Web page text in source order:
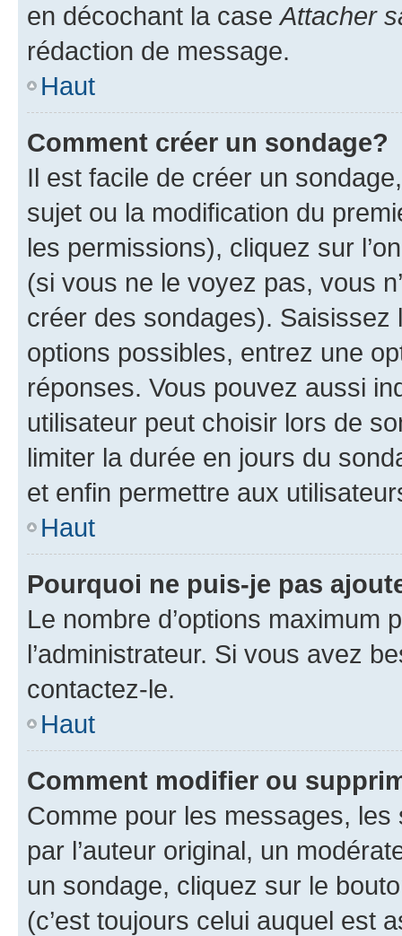
en décochant la caseAttacher
rédaction de message.
Haut
Comment créer un sondage?
Il est facile de créer un
sujet ou la modification du
les permissions), cliquez sur
(si vous ne le voyez pas, vous
créer des sondages).
options possibles, entrez une
réponses. Vous pouvez aussi
utilisateur peut choisir lors de
limiter la durée en jours du
et enfin permettre aux
Haut
Pourquoi ne puis-je pas
Le nombre d’options maximum
l’administrateur. Si vous avez
contactez-le.
Haut
Comment modifier ou
Comme pour les messages,
par l’auteur original, un
un sondage, cliquez sur le
(c’est toujours celui auquel est